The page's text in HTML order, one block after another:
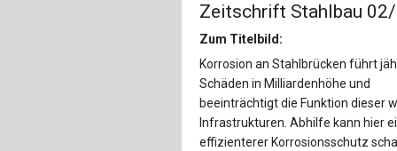
Beton-Kalender-Tag
Zeitschrift Stahlbau
Zum Titelbild:
Korrosion an Stahlbrücken führt
Schäden in Milliardenhöhe und
beeinträchtigt die Funktion dieser
Infrastrukturen. Abhilfe kann hier
effizienterer Korrosionsschutz